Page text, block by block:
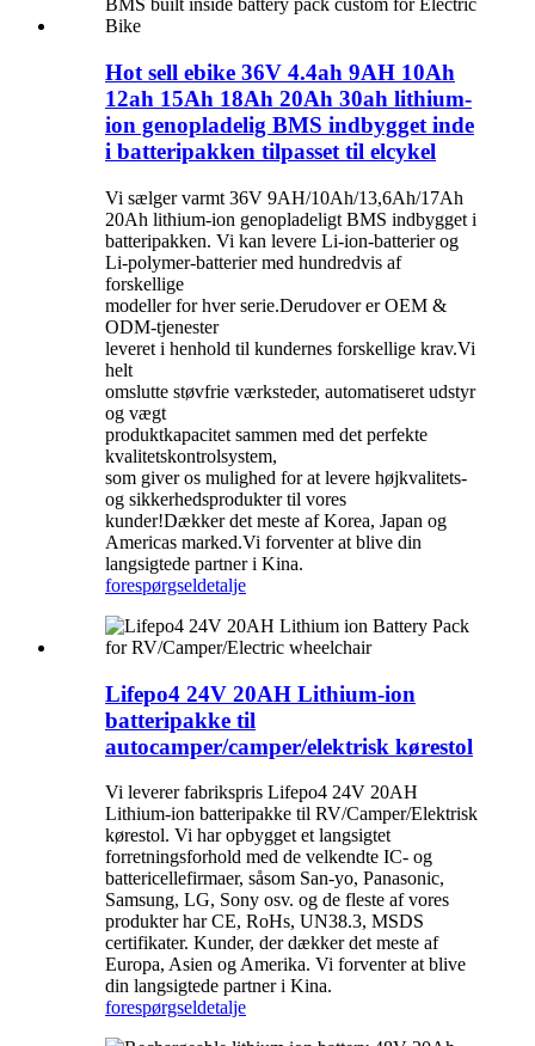
Hot sell ebike 36V 4.4ah 9AH 10Ah
12ah 15Ah 18Ah 20Ah 30ah lithium-
ion genopladelig BMS indbygget inde
i batteripakken tilpasset til elcykel
Vi sælger varmt 36V 9AH/10Ah/13,6Ah/17Ah
20Ah lithium-ion genopladeligt BMS indbygget i
batteripakken. Vi kan levere Li-ion-batterier og
Li-polymer-batterier med hundredvis af
forskellige
modeller for hver serie.Derudover er OEM &
ODM-tjenester
leveret i henhold til kundernes forskellige krav.Vi
helt
omslutte støvfrie værksteder, automatiseret udstyr
og vægt
produktkapacitet sammen med det perfekte
kvalitetskontrolsystem,
som giver os mulighed for at levere højkvalitets-
og sikkerhedsprodukter til vores
kunder!Dækker det meste af Korea, Japan og
Americas marked.Vi forventer at blive din
langsigtede partner i Kina.
forespørgseldetalje
Lifepo4 24V 20AH Lithium-ion
batteripakke til
autocamper/camper/elektrisk kørestol
Vi leverer fabrikspris Lifepo4 24V 20AH
Lithium-ion batteripakke til RV/Camper/Elektrisk
kørestol. Vi har opbygget et langsigtet
forretningsforhold med de velkendte IC- og
battericellefirmaer, såsom San-yo, Panasonic,
Samsung, LG, Sony osv. og de fleste af vores
produkter har CE, RoHs, UN38.3, MSDS
certifikater. Kunder, der dækker det meste af
Europa, Asien og Amerika. Vi forventer at blive
din langsigtede partner i Kina.
forespørgseldetalje